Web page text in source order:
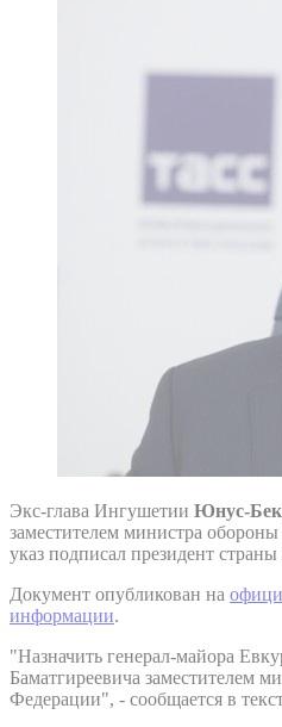
Экс-глава Ингушетии Юнус-
заместителем министра
указ подписал президент
Документ опубликован на
информации.
"Назначить генерал-майора
Баматгиреевича заместителем
Федерации", - сообщается в